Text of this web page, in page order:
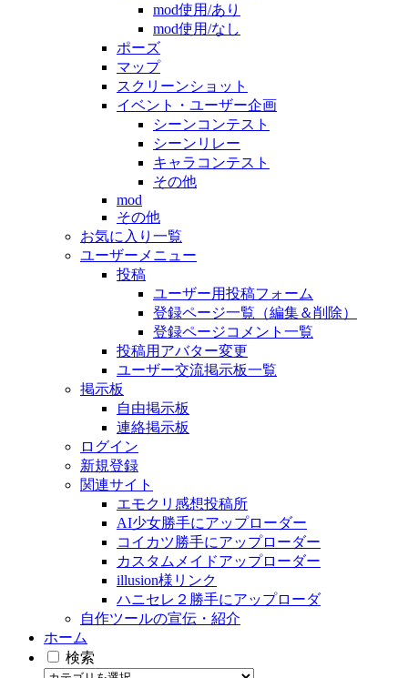
mod使用/あり
mod使用/なし
ポーズ
マップ
スクリーンショット
イベント・ユーザー企画
シーンコンテスト
シーンリレー
キャラコンテスト
その他
mod
その他
お気に入り一覧
ユーザーメニュー
投稿
ユーザー用投稿フォーム
登録ページ一覧（編集＆削除）
登録ページコメント一覧
投稿用アバター変更
ユーザー交流掲示板一覧
掲示板
自由掲示板
連絡掲示板
ログイン
新規登録
関連サイト
エモクリ感想投稿所
AI少女勝手にアップローダー
コイカツ勝手にアップローダー
カスタムメイドアップローダー
illusion様リンク
ハニセレ２勝手にアップローダ
自作ツールの宣伝・紹介
ホーム
検索